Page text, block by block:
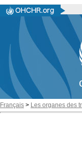
Français > Les organes des